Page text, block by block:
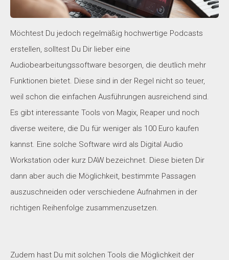
Möchtest Du jedoch regelmäßig hochwertige Podcasts
erstellen, solltest Du Dir lieber eine
Audiobearbeitungssoftware besorgen, die deutlich mehr
Funktionen bietet. Diese sind in der Regel nicht so teuer,
weil schon die einfachen Ausführungen ausreichend sind.
Es gibt interessante Tools von Magix, Reaper und noch
diverse weitere, die Du für weniger als 100 Euro kaufen
kannst. Eine solche Software wird als Digital Audio
Workstation oder kurz DAW bezeichnet. Diese bieten Dir
dann aber auch die Möglichkeit, bestimmte Passagen
auszuschneiden oder verschiedene Aufnahmen in der
richtigen Reihenfolge zusammenzusetzen.
Zudem hast Du mit solchen Tools die Möglichkeit der